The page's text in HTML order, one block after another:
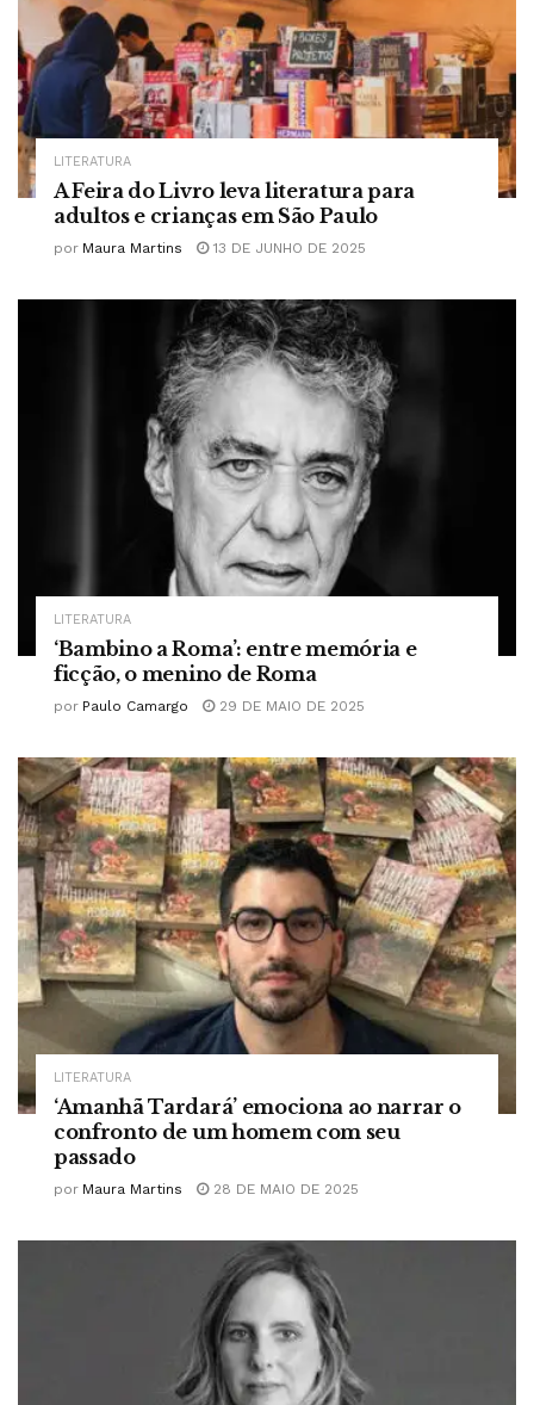
LITERATURA
A Feira do Livro leva literatura para
adultos e crianças em São Paulo
por Maura Martins 13 DE JUNHO DE 2025
LITERATURA
‘Bambino a Roma’: entre memória e
ficção, o menino de Roma
por Paulo Camargo 29 DE MAIO DE 2025
LITERATURA
‘Amanhã Tardará’ emociona ao narrar o
confronto de um homem com seu
passado
por Maura Martins 28 DE MAIO DE 2025